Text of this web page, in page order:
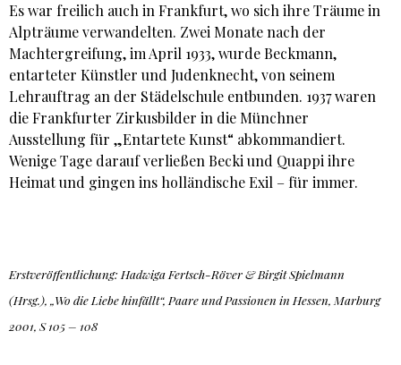
Es war freilich auch in Frankfurt, wo sich ihre Träume in
Alpträume verwandelten. Zwei Monate nach der
Machtergreifung, im April 1933, wurde Beckmann,
entarteter Künstler und Judenknecht, von seinem
Lehrauftrag an der Städelschule entbunden. 1937 waren
die Frankfurter Zirkusbilder in die Münchner
Ausstellung für „Entartete Kunst“ abkommandiert.
Wenige Tage darauf verließen Becki und Quappi ihre
Heimat und gingen ins holländische Exil – für immer.
Erstveröffentlichung: Hadwiga Fertsch-Röver & Birgit Spielmann
(Hrsg.), „Wo die Liebe hinfällt“, Paare und Passionen in Hessen, Marburg
2001, S 105 – 108